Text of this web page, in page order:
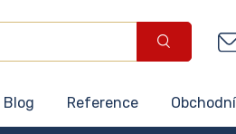
Blog Reference